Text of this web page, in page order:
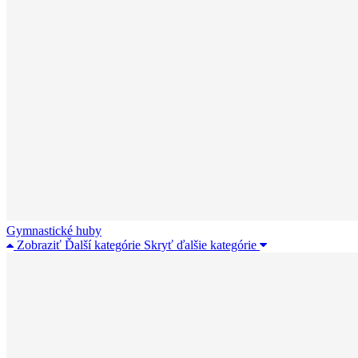
Gymnastické huby
Zobraziť Ďalší kategórie Skryť ďalšie kategórie